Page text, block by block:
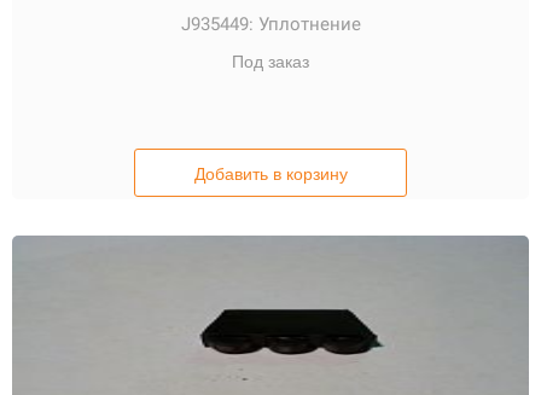
J935449: Уплотнение
Под заказ
Добавить в корзину